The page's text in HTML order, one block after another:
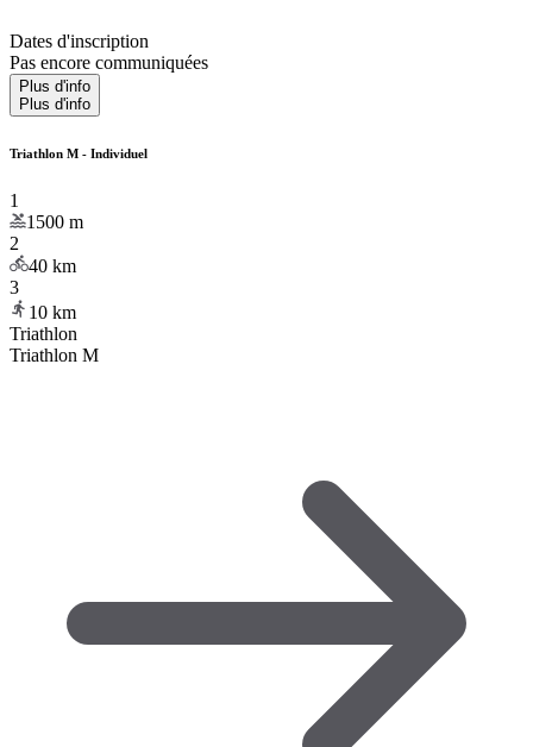
Dates d'inscription
Pas encore communiquées
Plus d'info
Plus d'info
Triathlon M - Individuel
1
1500 m
2
40 km
3
10 km
Triathlon
Triathlon M